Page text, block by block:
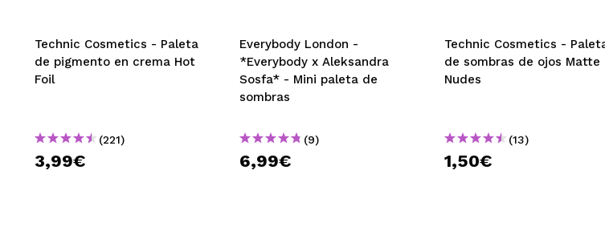
Technic Cosmetics - Paleta
de pigmento en crema Hot
Foil
(221)
3,99€
Everybody London -
*Everybody x Aleksandra
Sosfa* - Mini paleta de
sombras
(9)
6,99€
Technic Cosmetics -
de sombras de ojos Matte
Nudes
(13)
1,50€